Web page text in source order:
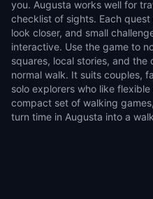
you. Augusta works well for
checklist of sights. Each
look closer, and small
interactive. Use the game to
squares, local stories, and the
normal walk. It suits couples,
solo explorers who like
compact set of walking
turn time in Augusta into a